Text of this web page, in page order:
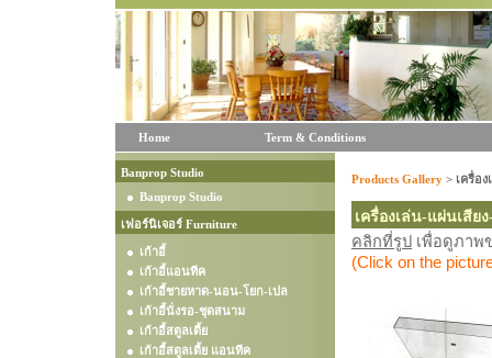
Home Term & Conditions
Banprop Studio
Banprop Studio
เฟอร์นิเจอร์ Furniture
เก้าอี้
เก้าอี้แอนทีค
เก้าอี้ชายหาด-นอน-โยก-เปล
เก้าอี้นั่งรอ-ชุดสนาม
เก้าอี้สตูลเตี้ย
เก้าอี้สตูลเตี้ย แอนทีค
Products Gallery > เครื่อ
เครื่องเล่น-แผ่นเสีย
คลิกที่รูป
เพื่อดูภาพ
(Click on the